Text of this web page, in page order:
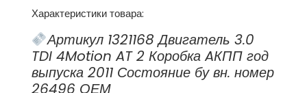
Характеристики товара:
Артикул 1321168 Двигатель 3.0
TDI 4Motion AT 2 Коробка AКПП год
выпуска 2011 Состояние бу вн. номер
26496 ОЕМ